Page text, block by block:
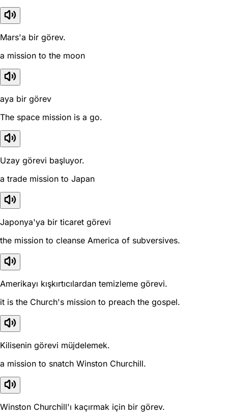
Mars'a bir görev.
a mission to the moon
aya bir görev
The space mission is a go.
Uzay görevi başluyor.
a trade mission to Japan
Japonya'ya bir ticaret görevi
the mission to cleanse America of subversives.
Amerikayı kışkırtıcılardan temizleme görevi.
it is the Church's mission to preach the gospel.
Kilisenin görevi müjdelemek.
a mission to snatch Winston Churchill.
Winston Churchill'ı kaçırmak için bir görev.